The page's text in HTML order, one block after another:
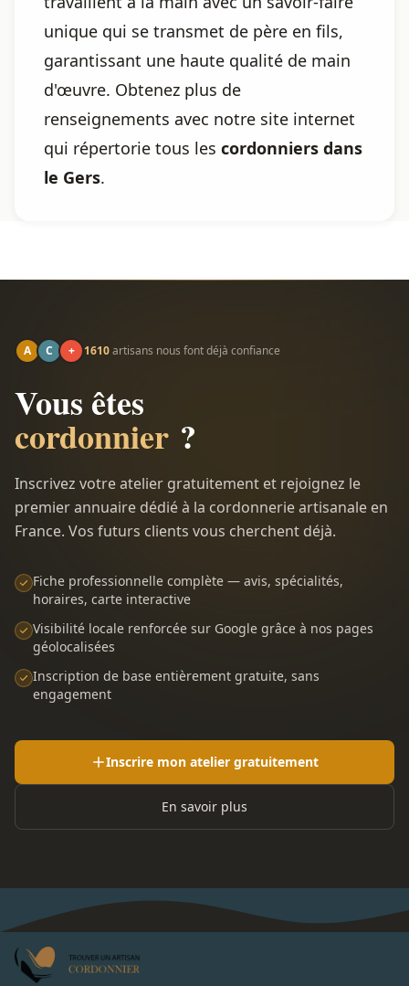
unique qui se transmet de père en fils,
garantissant une haute qualité de main
d'œuvre. Obtenez plus de
renseignements avec notre site internet
qui répertorie tous les cordonniers dans
le Gers.
A C + 1610artisans nous font déjà confiance
Vous êtes
cordonnier ?
Inscrivez votre atelier gratuitement et rejoignez le
premier annuaire dédié à la cordonnerie artisanale en
France. Vos futurs clients vous cherchent déjà.
Fiche professionnelle complète — avis, spécialités,
horaires, carte interactive
Visibilité locale renforcée sur Google grâce à nos pages
géolocalisées
Inscription de base entièrement gratuite, sans
engagement
Inscrire mon atelier gratuitement
En savoir plus